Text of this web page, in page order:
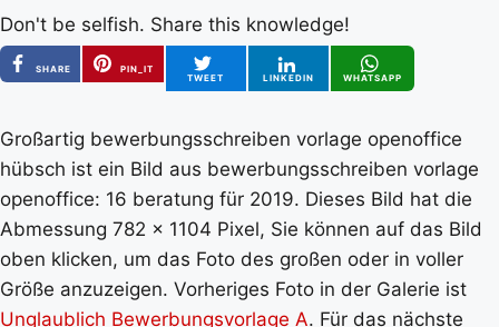
Don't be selfish. Share this knowledge!
SHARE
PIN_IT
TWEET
LINKEDIN WHATSAPP
Großartig bewerbungsschreiben vorlage openoffice
hübsch ist ein Bild aus bewerbungsschreiben vorlage
openoffice: 16 beratung für 2019. Dieses Bild hat die
Abmessung 782 x 1104 Pixel, Sie können auf das Bild
oben klicken, um das Foto des großen oder in voller
Größe anzuzeigen. Vorheriges Foto in der Galerie ist
Unglaublich Bewerbungsvorlage A. Für das nächste